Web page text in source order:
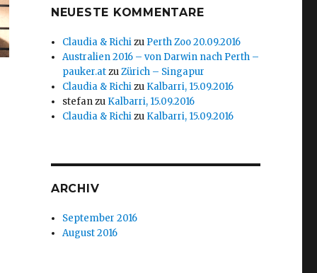
NEUESTE KOMMENTARE
Claudia & Richizu Perth Zoo 20.09.2016
Australien 2016 – von Darwin nach Perth –
pauker.atzuZürich – Singapur
Claudia & Richizu Kalbarri, 15.09.2016
stefanzu Kalbarri, 15.09.2016
Claudia & Richizu Kalbarri, 15.09.2016
ARCHIV
September 2016
August 2016